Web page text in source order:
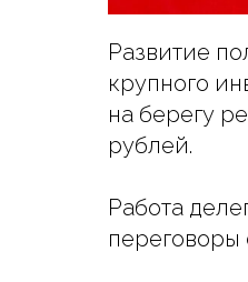
Развитие
крупного
на берегу
рублей.
Работа
переговоры
Цифровой
помощник